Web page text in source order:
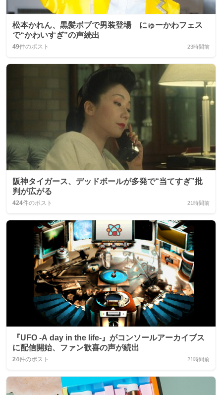
松本かれん、黒髪ボブで男装登場 にゅーかわフェス
で“かわいすぎ”の声続出
49件のポスト 23時間前
阪神タイガース、デッドボールが多発で“当てすぎ”批
判が広がる
424件のポスト 21時間前
『UFO -A day in the life-』がコンソールアーカイブス
に配信開始、ファン歓喜の声が続出
24件のポスト 21時間前